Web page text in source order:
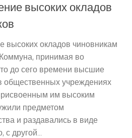
высоких окладов
высоких окладов чиновникам
принимая во
до сего времени высшие
общественных учреждениях
им высоким
предметом
и раздавались в виде
с другой...